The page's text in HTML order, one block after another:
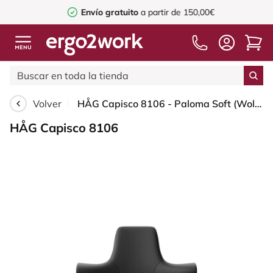
Envío gratuitoa partir de 150,00€
Volver HÅG Capisco 8106 - Paloma Soft (Wollsdorf) - Cuero semi-anilina - PL56100 Black - Silver - 150mm (seat height 40–55cm) - Soft castors for hard floors
HÅG Capisco 8106